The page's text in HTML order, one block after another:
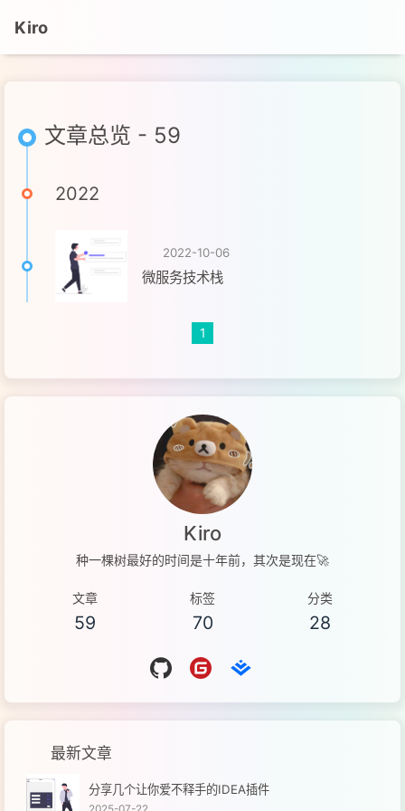
Kiro
文章总览 - 59
2022
2022-10-06
微服务技术栈
1
Kiro
种一棵树最好的时间是十年前，其次是现在🚀
文章
59
标签
70
分类
28
最新文章
分享几个让你爱不释手的IDEA插件